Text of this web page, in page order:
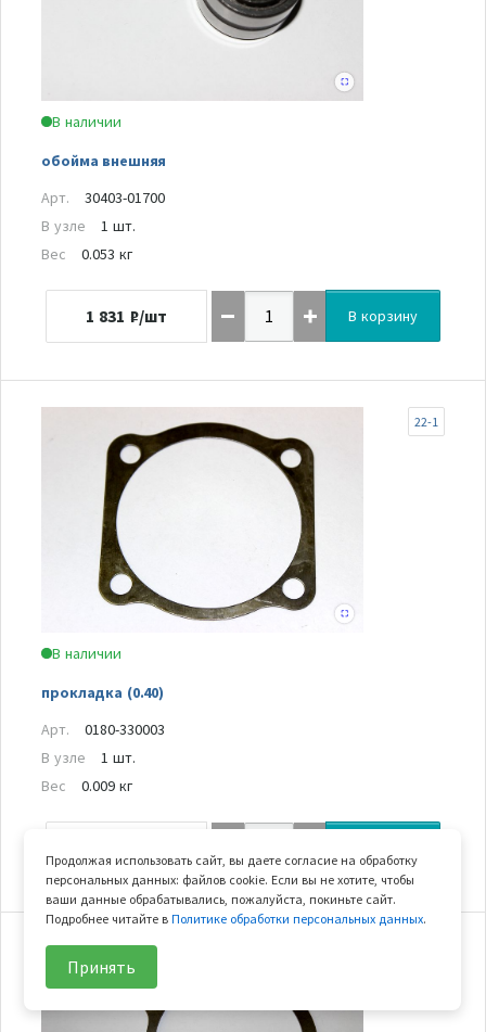
В наличии
обойма внешняя
Арт.
30403-01700
В узле
1 шт.
Вес
0.053 кг
1 831 ₽/шт В корзину
В наличии
прокладка (0.40)
22-1
Арт.
0180-330003
В узле
1 шт.
Вес
0.009 кг
Продолжая использовать сайт, вы даете согласие на обработку
персональных данных: файлов cookie. Если вы не хотите, чтобы
ваши данные обрабатывались, пожалуйста, покиньте сайт.
Подробнее читайте вПолитике обработки персональных данных.
Принять